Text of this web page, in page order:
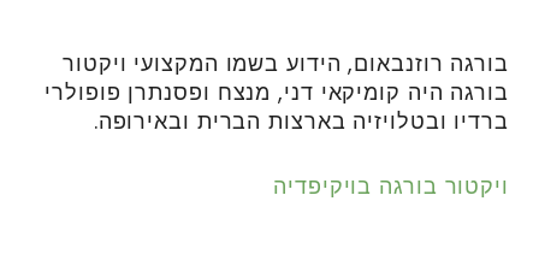
בורגה רוזנבאום, הידוע בשמו המקצועי ויקטור
בורגה היה קומיקאי דני, מנצח ופסנתרן פופולרי
ברדיו ובטלויזיה בארצות הברית ובאירופה.
ויקטור בורגה בויקיפדיה